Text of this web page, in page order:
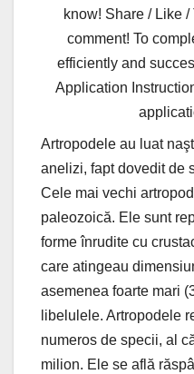
know! Share / Like
comment! To
efficiently and
Application
Artropodele au luat
anelizi, fapt dovedit de
Cele mai vechi
paleozoică. Ele sunt
forme înrudite cu
care atingeau
asemenea foarte mari
libelulele. Artropodele
numeros de specii, al
milion. Ele se află